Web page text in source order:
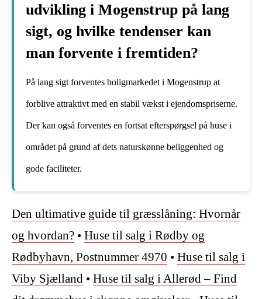
udvikling i Mogenstrup på lang
sigt, og hvilke tendenser kan
man forvente i fremtiden?
På lang sigt forventes boligmarkedet i Mogenstrup at
forblive attraktivt med en stabil vækst i ejendomspriserne.
Der kan også forventes en fortsat efterspørgsel på huse i
området på grund af dets naturskønne beliggenhed og
gode faciliteter.
Den ultimative guide til græsslåning: Hvornår
og hvordan? • Huse til salg i Rødby og
Rødbyhavn, Postnummer 4970 • Huse til salg i
Viby Sjælland • Huse til salg i Allerød – Find